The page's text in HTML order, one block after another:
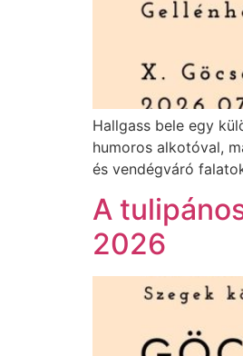
Hallgass bele egy
humoros alkotóval,
és vendégváró
A
2026